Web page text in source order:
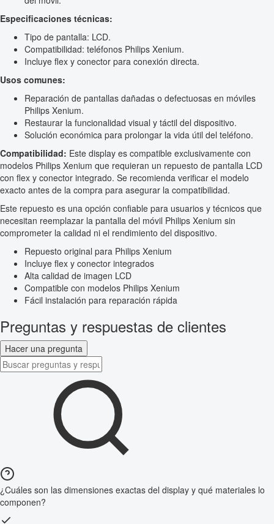
Especificaciones técnicas:
Tipo de pantalla: LCD.
Compatibilidad: teléfonos Philips Xenium.
Incluye flex y conector para conexión directa.
Usos comunes:
Reparación de pantallas dañadas o defectuosas en móviles
Philips Xenium.
Restaurar la funcionalidad visual y táctil del dispositivo.
Solución económica para prolongar la vida útil del teléfono.
Compatibilidad: Este display es compatible exclusivamente con
modelos Philips Xenium que requieran un repuesto de pantalla LCD
con flex y conector integrado. Se recomienda verificar el modelo
exacto antes de la compra para asegurar la compatibilidad.
Este repuesto es una opción confiable para usuarios y técnicos que
necesitan reemplazar la pantalla del móvil Philips Xenium sin
comprometer la calidad ni el rendimiento del dispositivo.
Repuesto original para Philips Xenium
Incluye flex y conector integrados
Alta calidad de imagen LCD
Compatible con modelos Philips Xenium
Fácil instalación para reparación rápida
Preguntas y respuestas de clientes
Hacer una pregunta
¿Cuáles son las dimensiones exactas del display y qué materiales lo
componen?